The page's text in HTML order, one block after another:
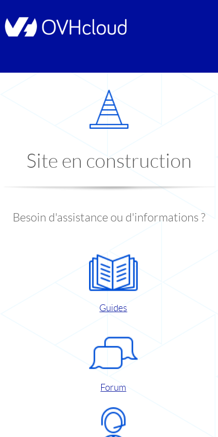
Site en construction
Besoin d'assistance ou d'informations ?
Guides
Forum